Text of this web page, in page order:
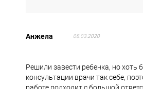
Анжела 08.03.2020
Решили завести ребенка, но хоть
консультации врачи так себе,